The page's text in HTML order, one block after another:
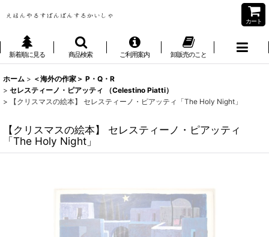
カート
新着順に見る 商品検索 ご利用案内 卸販売のこと
ホーム > ＜海外の作家＞ P・Q・R
> セレスティーノ・ピアッティ （Celestino Piatti）
>
【クリスマスの絵本】 セレスティーノ・ピアッティ「The Holy Night」
【クリスマスの絵本】 セレスティーノ・ピアッティ
「The Holy Night」